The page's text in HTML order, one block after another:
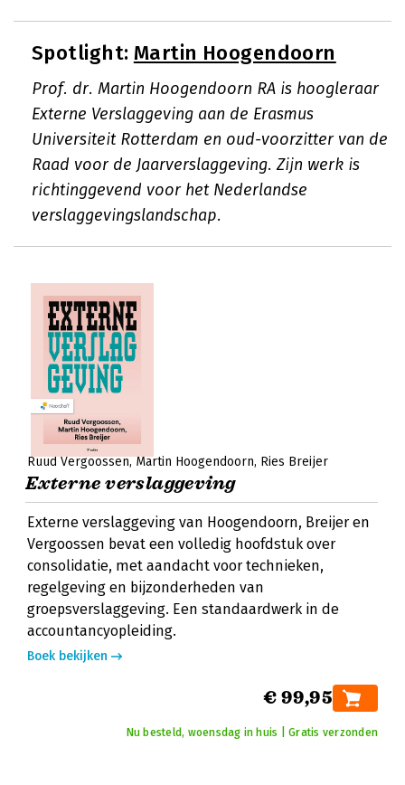
Spotlight: Martin Hoogendoorn
Prof. dr. Martin Hoogendoorn RA is hoogleraar
Externe Verslaggeving aan de Erasmus
Universiteit Rotterdam en oud-voorzitter van de
Raad voor de Jaarverslaggeving. Zijn werk is
richtinggevend voor het Nederlandse
verslaggevingslandschap.
Ruud Vergoossen Martin Hoogendoorn Ries Breijer
Externe verslaggeving
Externe verslaggeving van Hoogendoorn, Breijer en
Vergoossen bevat een volledig hoofdstuk over
consolidatie, met aandacht voor technieken,
regelgeving en bijzonderheden van
groepsverslaggeving. Een standaardwerk in de
accountancyopleiding.
Boek bekijken
€ 99,95
Nu besteld, woensdag in huis | Gratis verzonden